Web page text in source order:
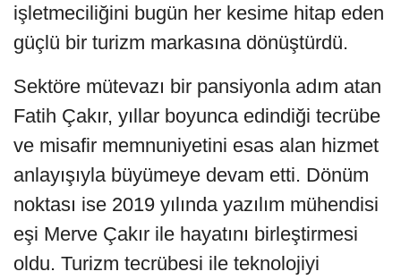
işletmeciliğini bugün her kesime hitap eden
güçlü bir turizm markasına dönüştürdü.
Sektöre mütevazı bir pansiyonla adım atan
Fatih Çakır, yıllar boyunca edindiği tecrübe
ve misafir memnuniyetini esas alan hizmet
anlayışıyla büyümeye devam etti. Dönüm
noktası ise 2019 yılında yazılım mühendisi
eşi Merve Çakır ile hayatını birleştirmesi
oldu. Turizm tecrübesi ile teknolojiyi